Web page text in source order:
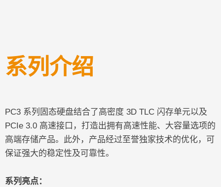
系列介绍
PC3 系列固态硬盘结合了高密度 3D TLC 闪存单元以及
PCIe 3.0 高速接口，打造出拥有高速性能、大容量选项的
高端存储产品。此外，产品经过至誉独家技术的优化，可
保证强大的稳定性及可靠性。
系列亮点：